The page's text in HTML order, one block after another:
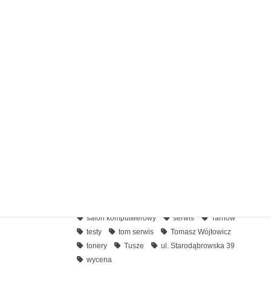
salon komputwerowy
serwis
Tarnów
testy
tom serwis
Tomasz Wójtowicz
tonery
Tusze
ul. Starodąbrowska 39
wycena